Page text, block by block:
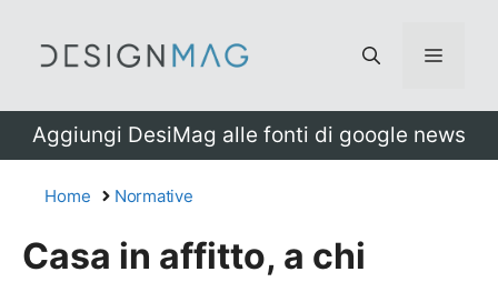
Menu
Aggiungi DesiMag alle fonti di google news
Home Normative
Casa in affitto, a chi